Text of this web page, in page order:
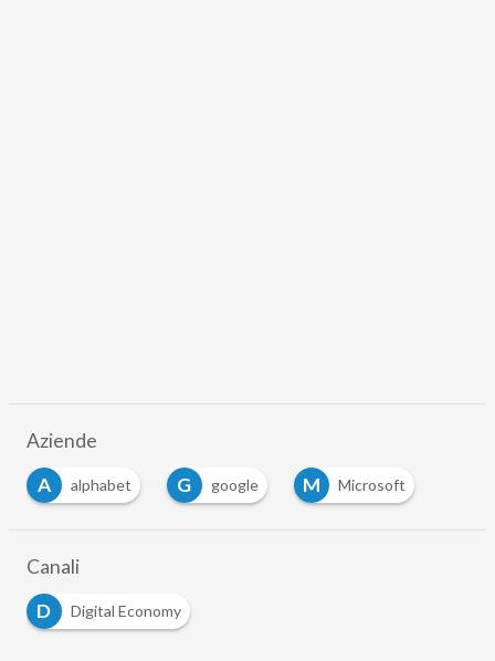
Aziende
A
alphabet G google M Microsoft
Canali
D
Digital Economy